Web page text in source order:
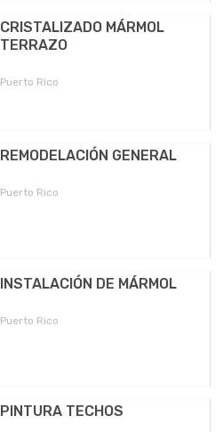
CRISTALIZADO MÁRMOL
TERRAZO
Puerto Rico
REMODELACIÓN GENERAL
Puerto Rico
INSTALACIÓN DE MÁRMOL
Puerto Rico
PINTURA TECHOS